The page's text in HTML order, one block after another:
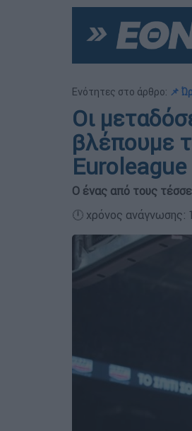
Ενότητες στο άρθρο: 📌
Οι
βλέπουμε
Euroleague
Ο ένας από τους
🕛 χρόνος